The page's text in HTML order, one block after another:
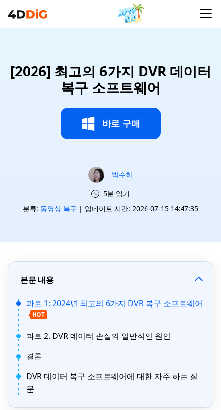
[2026] 최고의 6가지 DVR 데이터
복구 소프트웨어
바로 구매
박수하
5분 읽기
분류: 동영상 복구 | 업데이트 시간: 2026-07-15 14:47:35
본문 내용
파트 1: 2024년 최고의 6가지 DVR 복구 소프트웨어
HOT
파트 2: DVR 데이터 손실의 일반적인 원인
결론
DVR 데이터 복구 소프트웨어에 대한 자주 하는 질
문